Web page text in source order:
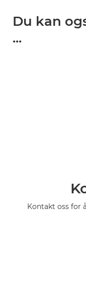
Du kan
...
Kontakt oss for